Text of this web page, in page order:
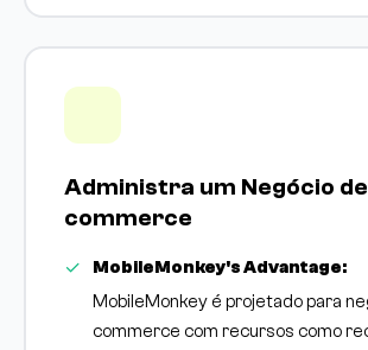
Administra um Negócio
commerce
MobileMonkey's Advantage:
MobileMonkey é projetado para
commerce com recursos como